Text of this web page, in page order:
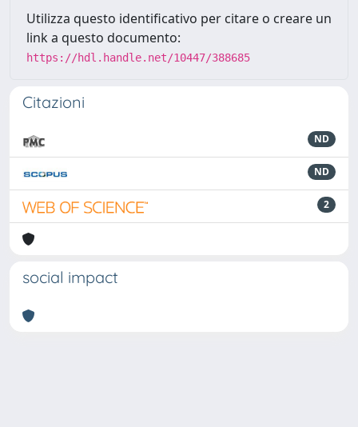
Utilizza questo identificativo per citare o creare un
link a questo documento:
https://hdl.handle.net/10447/388685
Citazioni
ND
ND
2
social impact